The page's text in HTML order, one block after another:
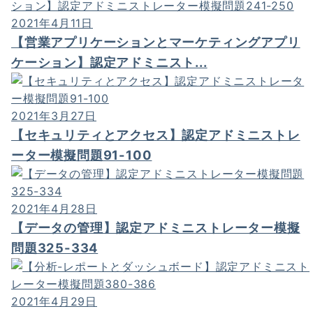
2021年4月11日
【営業アプリケーションとマーケティングアプリ
ケーション】認定アドミニスト...
2021年3月27日
【セキュリティとアクセス】認定アドミニストレ
ーター模擬問題91-100
2021年4月28日
【データの管理】認定アドミニストレーター模擬
問題325-334
2021年4月29日